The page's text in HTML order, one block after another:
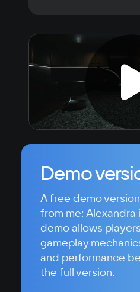
Demo
A free demo
from me: Alexandra
demo allows
gameplay
and performance
the full version.